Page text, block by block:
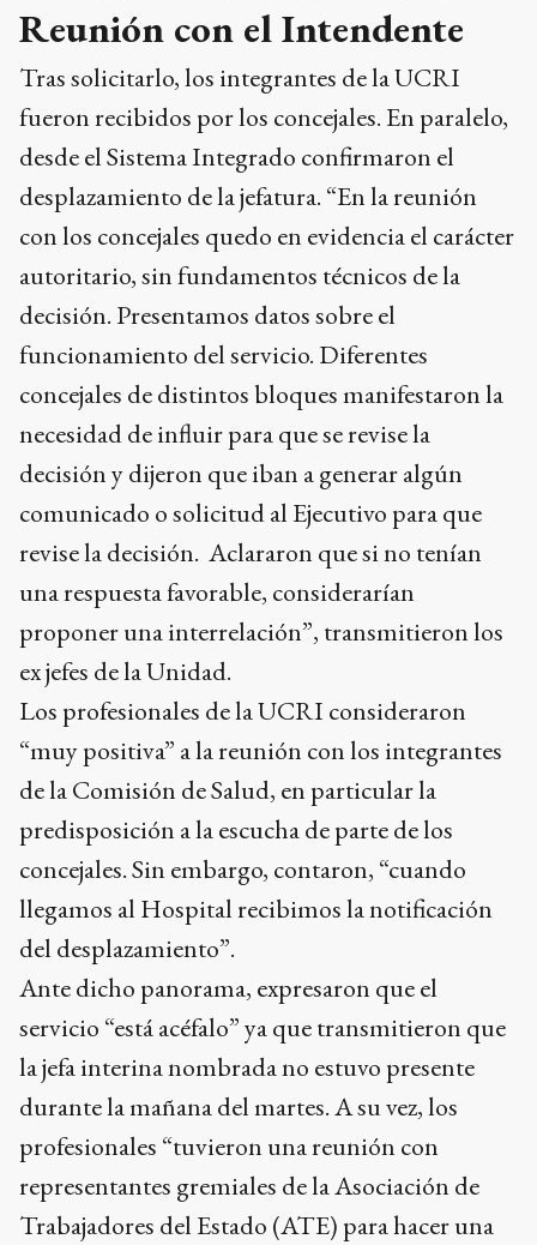
Reunión con el Intendente
Tras solicitarlo, los integrantes de la UCRI
fueron recibidos por los concejales. En paralelo,
desde el Sistema Integrado confirmaron el
desplazamiento de la jefatura. “En la reunión
con los concejales quedo en evidencia el carácter
autoritario, sin fundamentos técnicos de la
decisión. Presentamos datos sobre el
funcionamiento del servicio. Diferentes
concejales de distintos bloques manifestaron la
necesidad de influir para que se revise la
decisión y dijeron que iban a generar algún
comunicado o solicitud al Ejecutivo para que
revise la decisión. Aclararon que si no tenían
una respuesta favorable, considerarían
proponer una interrelación”, transmitieron los
ex jefes de la Unidad.
Los profesionales de la UCRI consideraron
“muy positiva” a la reunión con los integrantes
de la Comisión de Salud, en particular la
predisposición a la escucha de parte de los
concejales. Sin embargo, contaron, “cuando
llegamos al Hospital recibimos la notificación
del desplazamiento”.
Ante dicho panorama, expresaron que el
servicio “está acéfalo” ya que transmitieron que
la jefa interina nombrada no estuvo presente
durante la mañana del martes. A su vez, los
profesionales “tuvieron una reunión con
representantes gremiales de la Asociación de
Trabajadores del Estado (ATE) para hacer una